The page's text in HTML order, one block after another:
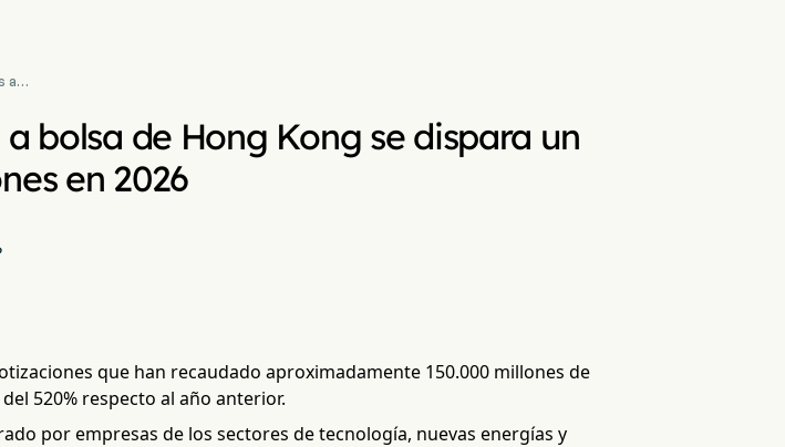
a
bolsa de Hong Kong se dispara un
en 2026
que han recaudado aproximadamente 150.000 millones de
520% respecto al año anterior.
por empresas de los sectores de tecnología, nuevas energías y